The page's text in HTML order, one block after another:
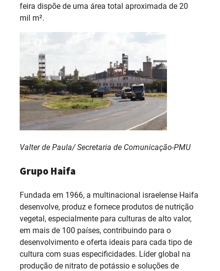
feira dispõe de uma área total aproximada de 20
mil m².
Valter de Paula/ Secretaria de Comunicação-PMU
Grupo Haifa
Fundada em 1966, a multinacional israelense Haifa
desenvolve, produz e fornece produtos de nutrição
vegetal, especialmente para culturas de alto valor,
em mais de 100 países, contribuindo para o
desenvolvimento e oferta ideais para cada tipo de
cultura com suas especificidades. Líder global na
produção de nitrato de potássio e soluções de